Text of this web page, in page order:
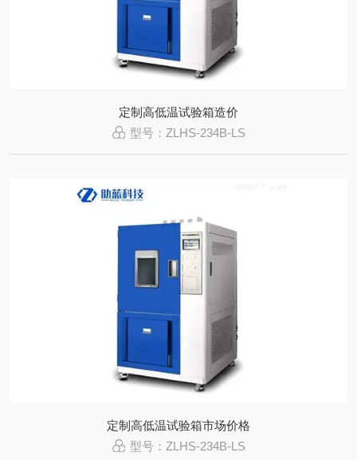
定制高低温试验箱造价
型号：ZLHS-234B-LS
定制高低温试验箱市场价格
型号：ZLHS-234B-LS